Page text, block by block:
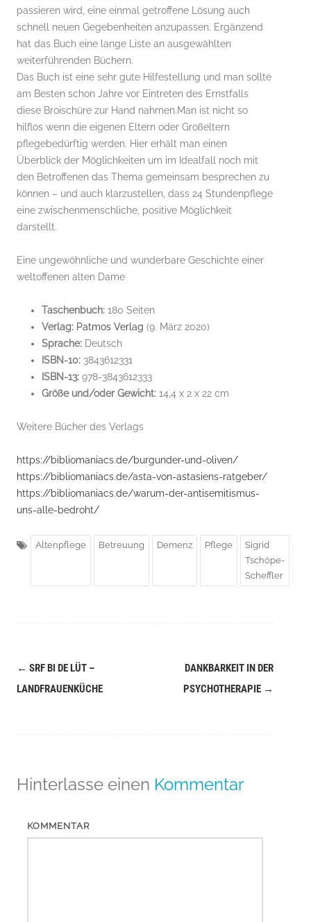
passieren wird, eine einmal getroffene Lösung auch
schnell neuen Gegebenheiten anzupassen. Ergänzend
hat das Buch eine lange Liste an ausgewählten
weiterführenden Büchern.
Das Buch ist eine sehr gute Hilfestellung und man sollte
am Besten schon Jahre vor Eintreten des Ernstfalls
diese Broischüre zur Hand nahmen.Man ist nicht so
hilflos wenn die eigenen Eltern oder Großeltern
pflegebedürftig werden. Hier erhält man einen
Überblick der Möglichkeiten um im Idealfall noch mit
den Betroffenen das Thema gemeinsam besprechen zu
können – und auch klarzustellen, dass 24 Stundenpflege
eine zwischenmenschliche, positive Möglichkeit
darstellt.
Eine ungewöhnliche und wunderbare Geschichte einer
weltoffenen alten Dame
Taschenbuch: 180 Seiten
Verlag: Patmos Verlag (9. März 2020)
Sprache: Deutsch
ISBN-10: 3843612331
ISBN-13: 978-3843612333
Größe und/oder Gewicht: 14,4 x 2 x 22 cm
Weitere Bücher des Verlags
https://bibliomaniacs.de/burgunder-und-oliven/
https://bibliomaniacs.de/asta-von-astasiens-ratgeber/
https://bibliomaniacs.de/warum-der-antisemitismus-
uns-alle-bedroht/
Altenpflege Betreuung Demenz Pflege
Sigrid
Tschöpe-
Scheffler
Navigation
← SRF BI DE LÜT –
LANDFRAUENKÜCHE
DANKBARKEIT IN DER
PSYCHOTHERAPIE →
Hinterlasse einen Kommentar
KOMMENTAR